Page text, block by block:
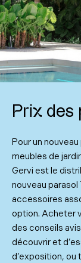
Prix des
Pour un
meubles de
Gervi est le
nouveau
accessoires
option. Acheter
des conseils
découvrir et
d’exposition,